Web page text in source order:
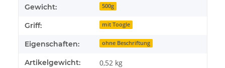
Gewicht: 500g
Griff: mit Toogle
Eigenschaften: ohne Beschriftung
Artikelgewicht: 0,52 kg